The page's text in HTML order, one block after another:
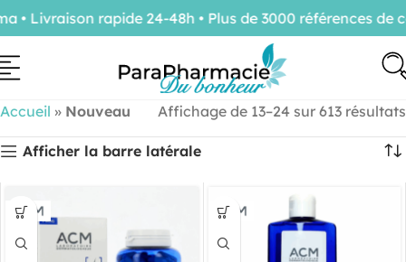
Accueil » Nouveau Affichage de 13–24 sur 613 résultats
Afficher la barre latérale
rapide 24-48h • Plus de 3000 références de